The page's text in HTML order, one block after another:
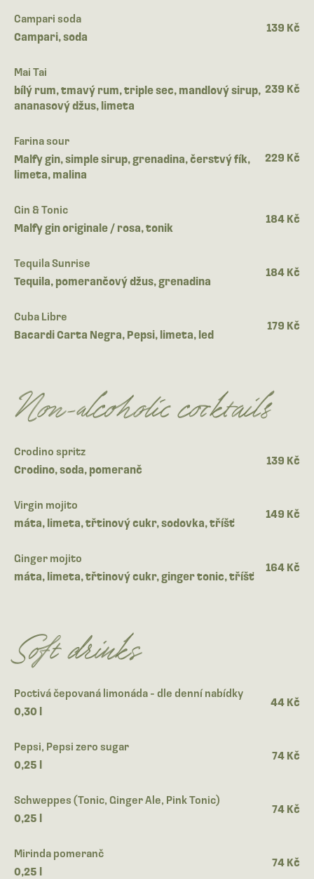
Campari soda
Campari, soda
139 Kč
Mai Tai
bílý rum, tmavý rum, triple sec, mandlový sirup,
ananasový džus, limeta
239 Kč
Farina sour
Malfy gin, simple sirup, grenadina, čerstvý fík,
limeta, malina
229 Kč
Gin & Tonic
Malfy gin originale / rosa, tonik
184 Kč
Tequila Sunrise
Tequila, pomerančový džus, grenadina
184 Kč
Cuba Libre
Bacardi Carta Negra, Pepsi, limeta, led
179 Kč
Non-alcoholic cocktails
Crodino spritz
Crodino, soda, pomeranč
139 Kč
Virgin mojito
máta, limeta, třtinový cukr, sodovka, tříšť
149 Kč
Ginger mojito
máta, limeta, třtinový cukr, ginger tonic, tříšť
164 Kč
Soft drinks
Poctivá čepovaná limonáda - dle denní nabídky
0,30 l
44 Kč
Pepsi, Pepsi zero sugar
0,25 l
74 Kč
Schweppes (Tonic, Ginger Ale, Pink Tonic)
0,25 l
74 Kč
Mirinda pomeranč
0,25 l
74 Kč